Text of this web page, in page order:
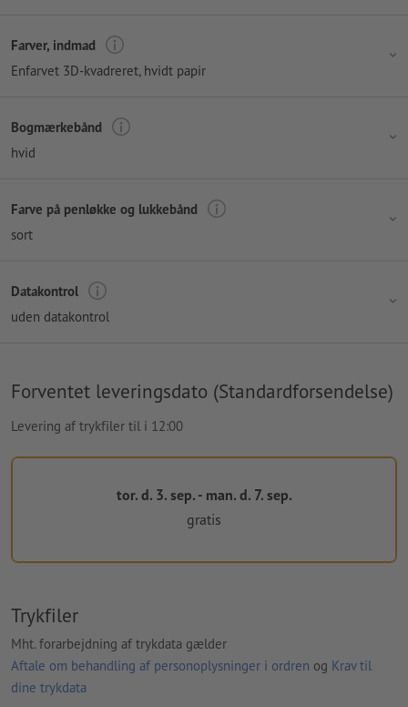
Farver, indmad
Enfarvet 3D-kvadreret, hvidt papir
Bogmærkebånd
hvid
Farve på penløkke og lukkebånd
sort
Datakontrol
uden datakontrol
Forventet leveringsdato (Standardforsendelse)
Levering af trykfiler til i 12:00
tor. d. 3. sep. - man. d. 7. sep.
gratis
Trykfiler
Mht. forarbejdning af trykdata gælder
Aftale om behandling af personoplysninger i ordren og Krav til
dine trykdata